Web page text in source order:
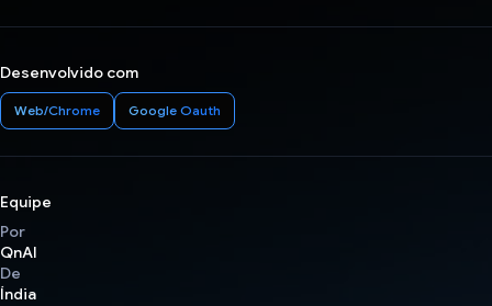
Desenvolvido com
Web/Chrome Google Oauth
Equipe
Por
QnAI
De
Índia